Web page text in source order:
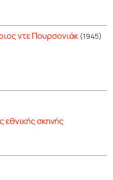
ντε Πουρσονιάκ (1945)
εθνικής σκηνής